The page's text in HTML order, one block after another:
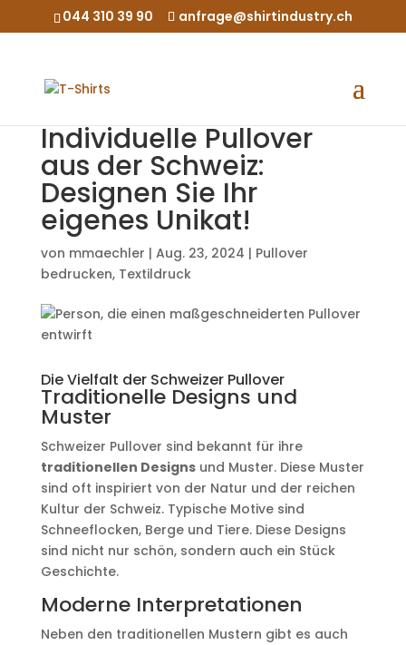
044 310 39 90 anfrage@shirtindustry.ch
Individuelle Pullover
aus der Schweiz:
Designen Sie Ihr
eigenes Unikat!
von mmaechler | Aug. 23, 2024 | Pullover
bedrucken, Textildruck
Die Vielfalt der Schweizer Pullover
Traditionelle Designs und
Muster
Schweizer Pullover sind bekannt für ihre
traditionellen Designsund Muster. Diese Muster
sind oft inspiriert von der Natur und der reichen
Kultur der Schweiz. Typische Motive sind
Schneeflocken, Berge und Tiere. Diese Designs
sind nicht nur schön, sondern auch ein Stück
Geschichte.
Moderne Interpretationen
Neben den traditionellen Mustern gibt es auch